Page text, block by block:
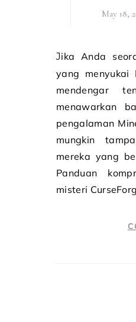
May 18,
Jika Anda seorang gamer yang rajin, terutama
yang menyukai
mendengar
menawarkan
pengalaman
mungkin
mereka yang
Panduan
misteri